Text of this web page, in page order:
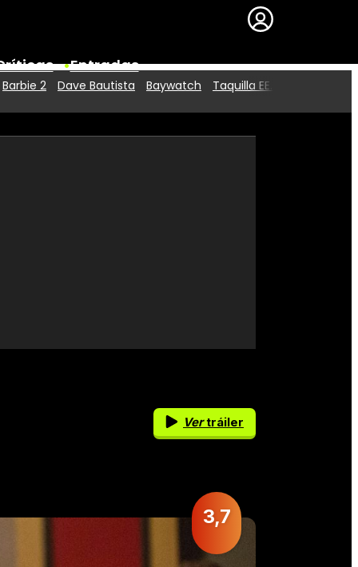
Entradas
Premios
Barbie 2 Dave Bautista Baywatch Taquilla EE.UU.
Vertráiler
3,7